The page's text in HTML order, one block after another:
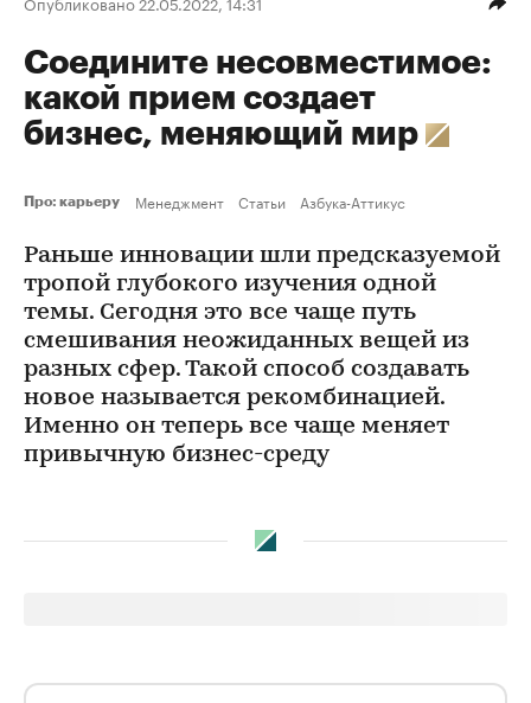
Соедините несовместимое:
какой прием создает
бизнес, меняющий мир
Про: карьеру Менеджмент Статьи Азбука-Аттикус
Раньше инновации шли предсказуемой
тропой глубокого изучения одной
темы. Сегодня это все чаще путь
смешивания неожиданных вещей из
разных сфер. Такой способ создавать
новое называется рекомбинацией.
Именно он теперь все чаще меняет
привычную бизнес-среду